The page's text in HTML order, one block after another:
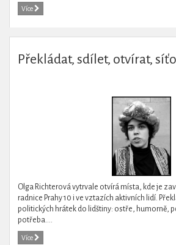
Více
Překládat, sdílet, otvírat,
Olga Richterová vytrvale otvírá místa, kde je
radnice Prahy 10 i ve vztazích aktivních lidí.
politických hrátek do lidštiny: ostře, humorně,
potřeba....
Více